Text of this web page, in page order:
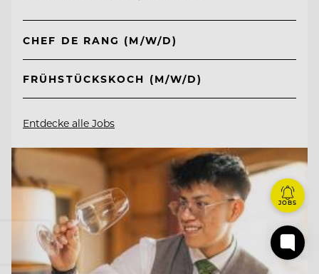
CHEF DE RANG (M/W/D)
FRÜHSTÜCKSKOCH (M/W/D)
Entdecke alle Jobs
JOBS